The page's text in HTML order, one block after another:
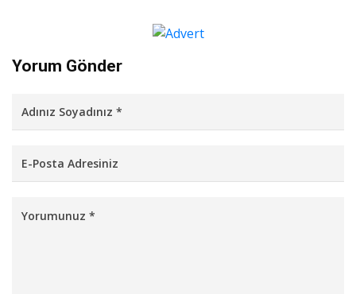
Yorum Gönder